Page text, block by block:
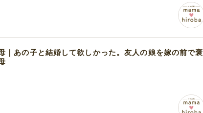
｜あの子と結婚して欲しかった。友人の娘を嫁の前で褒